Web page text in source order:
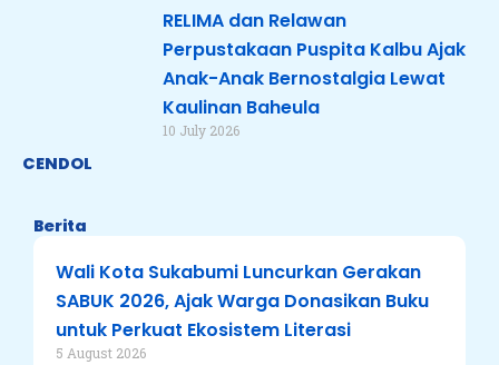
RELIMA dan Relawan
Perpustakaan Puspita Kalbu Ajak
Anak-Anak Bernostalgia Lewat
Kaulinan Baheula
10 July 2026
CENDOL
Berita
Wali Kota Sukabumi Luncurkan Gerakan
SABUK 2026, Ajak Warga Donasikan Buku
untuk Perkuat Ekosistem Literasi
5 August 2026